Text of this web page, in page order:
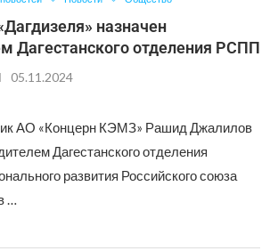
назначен
Дагестанского отделения РСПП
05.11.2024
АО «Концерн КЭМЗ» Рашид Джалилов
Дагестанского отделения
развития Российского союза
…